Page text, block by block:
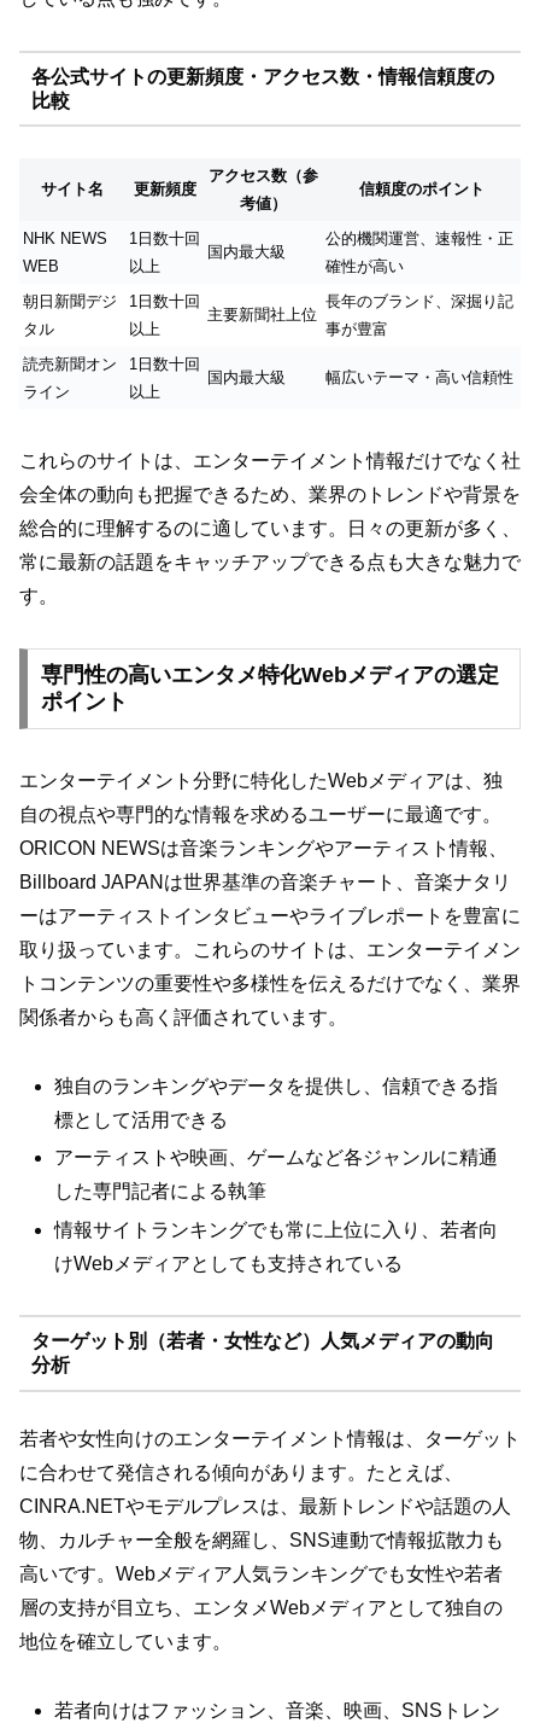
各公式サイトの更新頻度・アクセス数・情報信頼度の
比較
サイト名 更新頻度
アクセス数（参
考値）
信頼度のポイント
NHK NEWS
WEB
1日数十回
以上
国内最大級
公的機関運営、速報性・正
確性が高い
朝日新聞デジ
タル
1日数十回
以上
主要新聞社上位
長年のブランド、深掘り記
事が豊富
読売新聞オン
ライン
1日数十回
以上
国内最大級 幅広いテーマ・高い信頼性
これらのサイトは、エンターテイメント情報だけでなく社
会全体の動向も把握できるため、業界のトレンドや背景を
総合的に理解するのに適しています。日々の更新が多く、
常に最新の話題をキャッチアップできる点も大きな魅力で
す。
専門性の高いエンタメ特化Webメディアの選定
ポイント
エンターテイメント分野に特化したWebメディアは、独
自の視点や専門的な情報を求めるユーザーに最適です。
ORICON NEWSは音楽ランキングやアーティスト情報、
Billboard JAPANは世界基準の音楽チャート、音楽ナタリ
ーはアーティストインタビューやライブレポートを豊富に
取り扱っています。これらのサイトは、エンターテイメン
トコンテンツの重要性や多様性を伝えるだけでなく、業界
関係者からも高く評価されています。
独自のランキングやデータを提供し、信頼できる指
標として活用できる
アーティストや映画、ゲームなど各ジャンルに精通
した専門記者による執筆
情報サイトランキングでも常に上位に入り、若者向
けWebメディアとしても支持されている
ターゲット別（若者・女性など）人気メディアの動向
分析
若者や女性向けのエンターテイメント情報は、ターゲット
に合わせて発信される傾向があります。たとえば、
CINRA.NETやモデルプレスは、最新トレンドや話題の人
物、カルチャー全般を網羅し、SNS連動で情報拡散力も
高いです。Webメディア人気ランキングでも女性や若者
層の支持が目立ち、エンタメWebメディアとして独自の
地位を確立しています。
若者向けはファッション、音楽、映画、SNSトレン